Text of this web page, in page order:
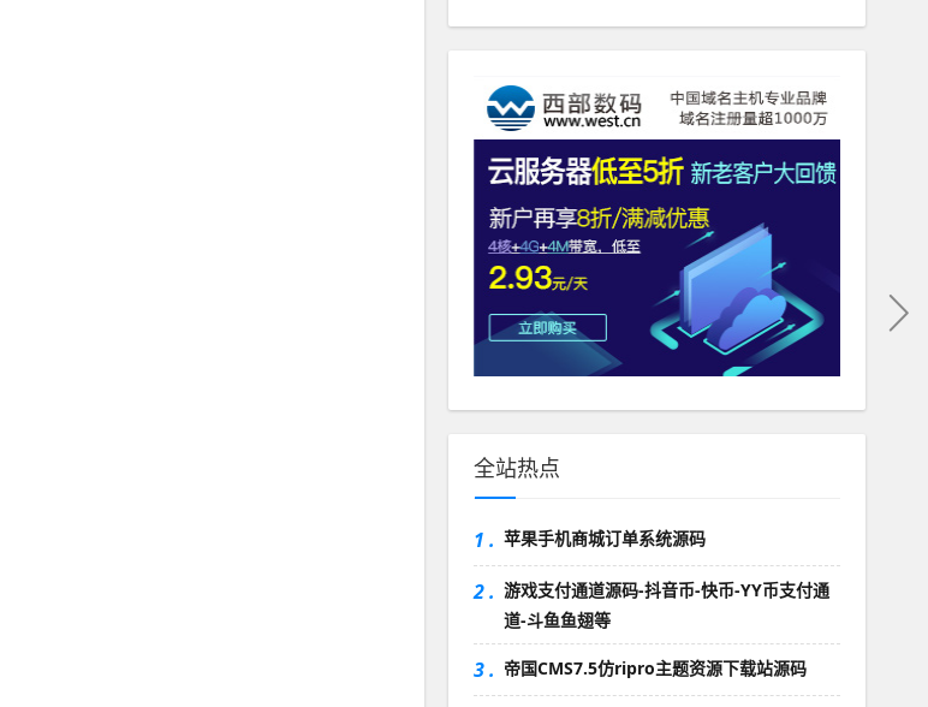
全站热点
1 . 苹果手机商城订单系统源码
2 . 游戏支付通道源码-抖音币-快币-YY币支付通
道-斗鱼鱼翅等
3 . 帝国CMS7.5仿ripro主题资源下载站源码